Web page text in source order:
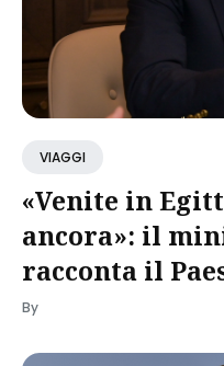
VIAGGI
«Venite in
ancora»: il
racconta il
By